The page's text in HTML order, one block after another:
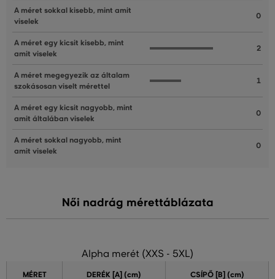
A méret sokkal kisebb, mint amit
viselek
0
A méret egy kicsit kisebb, mint
amit viselek
2
A méret megegyezik az általam
szokásosan viselt mérettel
1
A méret egy kicsit nagyobb, mint
amit általában viselek
0
A méret sokkal nagyobb, mint
amit viselek
0
Női nadrág mérettáblázata
Alpha merét (XXS - 5XL)
MÉRET DERÉK [A] (cm) CSÍPŐ [B] (cm)